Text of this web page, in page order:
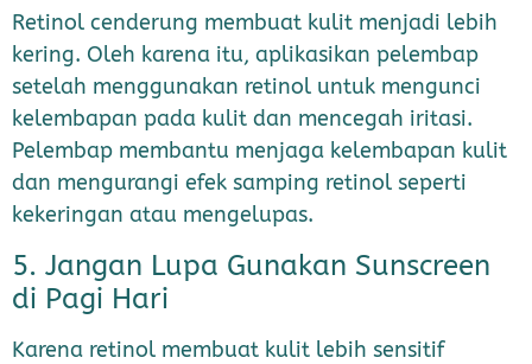
Retinol cenderung membuat kulit menjadi lebih
kering. Oleh karena itu, aplikasikan pelembap
setelah menggunakan retinol untuk mengunci
kelembapan pada kulit dan mencegah iritasi.
Pelembap membantu menjaga kelembapan kulit
dan mengurangi efek samping retinol seperti
kekeringan atau mengelupas.
5. Jangan Lupa Gunakan Sunscreen
di Pagi Hari
Karena retinol membuat kulit lebih sensitif